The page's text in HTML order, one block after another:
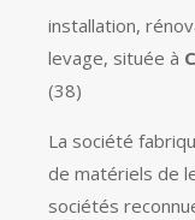
installation,
levage, située à
(38)
La société
de matériels de
sociétés